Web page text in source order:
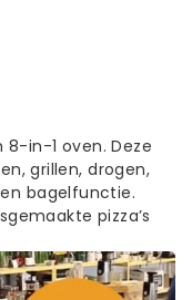
8-in-1 oven. Deze
grillen, drogen,
bagelfunctie.
pizza’s